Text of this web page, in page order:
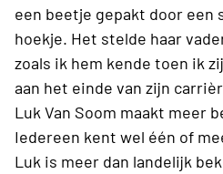
een beetje gepakt door een
hoekje. Het stelde haar
zoals ik hem kende toen ik
aan het einde van zijn
Luk Van Soom maakt meer
Iedereen kent wel één of
Luk is meer dan landelijk